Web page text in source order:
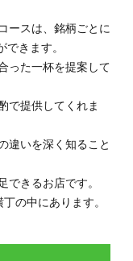
ースは、銘柄ごとに
きます。
った一杯を提案して
で提供してくれま
違いを深く知ること
できるお店です。
の中にあります。